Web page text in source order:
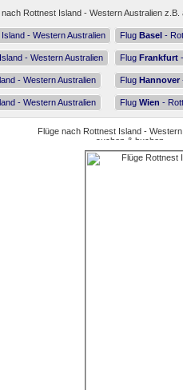
nach Rottnest Island - Western Australien z.B.
- Western Australien Flug Basel -
- Western Australien Flug Frankfurt
- Western Australien Flug Hannover
- Western Australien Flug Wien -